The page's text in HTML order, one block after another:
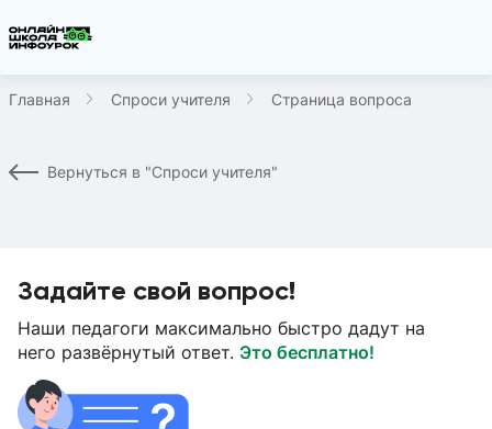
Главная Спроси учителя Страница вопроса
Вернуться в "Спроси учителя"
Задайте свой вопрос!
Наши педагоги максимально быстро дадут на
него развёрнутый ответ. Это бесплатно!